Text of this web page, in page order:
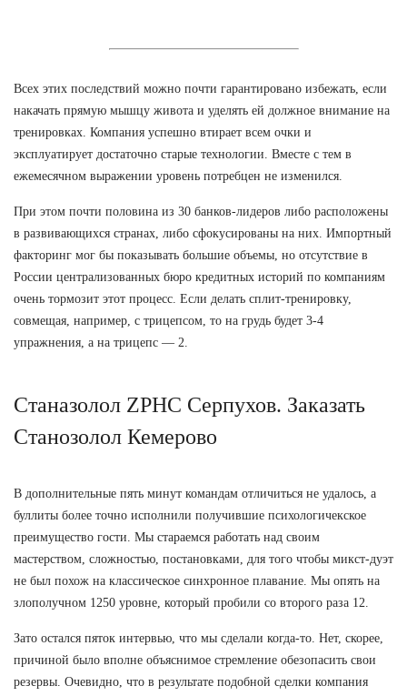
Всех этих последствий можно почти гарантировано избежать, если
накачать прямую мышцу живота и уделять ей должное внимание на
тренировках. Компания успешно втирает всем очки и
эксплуатирует достаточно старые технологии. Вместе с тем в
ежемесячном выражении уровень потребцен не изменился.
При этом почти половина из 30 банков-лидеров либо расположены
в развивающихся странах, либо сфокусированы на них. Импортный
факторинг мог бы показывать большие объемы, но отсутствие в
России централизованных бюро кредитных историй по компаниям
очень тормозит этот процесс. Если делать сплит-тренировку,
совмещая, например, с трицепсом, то на грудь будет 3-4
упражнения, а на трицепс — 2.
Станазолол ZPHC Серпухов. Заказать
Станозолол Кемерово
В дополнительные пять минут командам отличиться не удалось, а
буллиты более точно исполнили получившие психологичекское
преимущество гости. Мы стараемся работать над своим
мастерством, сложностью, постановками, для того чтобы микст-дуэт
не был похож на классическое синхронное плавание. Мы опять на
злополучном 1250 уровне, который пробили со второго раза 12.
Зато остался пяток интервью, что мы сделали когда-то. Нет, скорее,
причиной было вполне объяснимое стремление обезопасить свои
резервы. Очевидно, что в результате подобной сделки компания